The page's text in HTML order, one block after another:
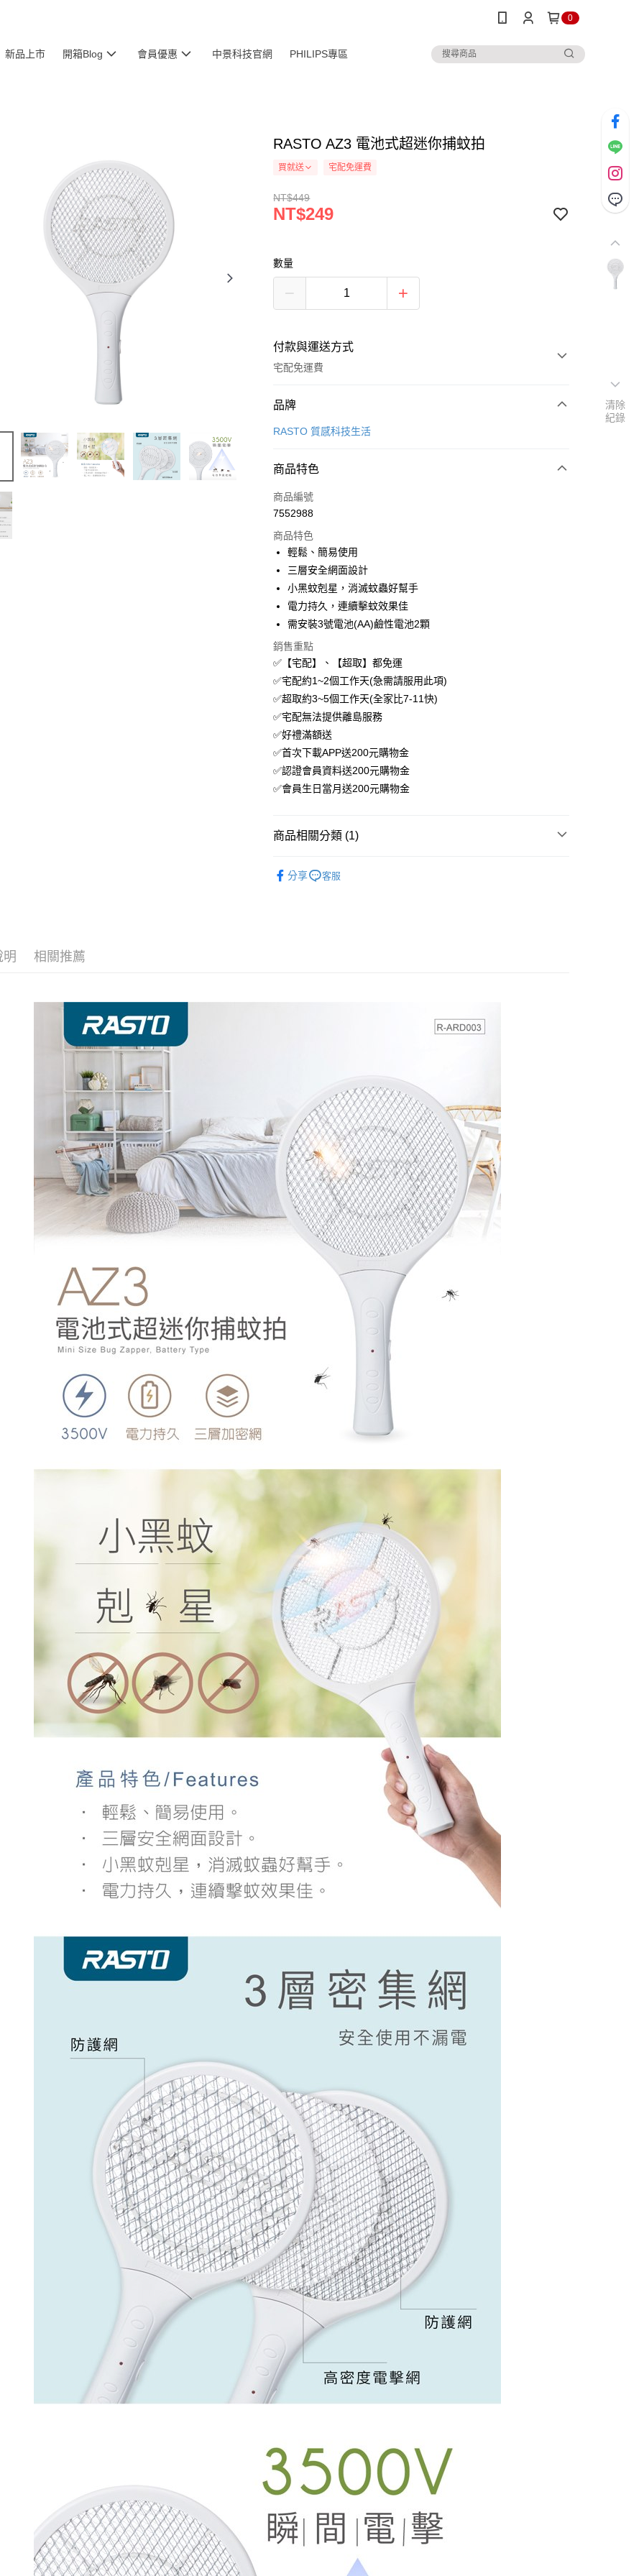
0
新品上市 開箱Blog 會員優惠 中景科技官網 PHILIPS專區
RASTO AZ3 電池式超迷你捕蚊拍
買就送 宅配免運費
NT$449
NT$249
數量
付款與運送方式
宅配免運費
付款方式
信用卡一次付款
街口支付
悠遊付
ATM付款
運送方式
免運費
品牌
RASTO 質感科技生活
商品特色
商品編號
7552988
商品特色
輕鬆、簡易使用
三層安全網面設計
小黑蚊剋星，消滅蚊蟲好幫手
電力持久，連續擊蚊效果佳
需安裝3號電池(AA)鹼性電池2顆
銷售重點
✅【宅配】、【超取】都免運
✅宅配約1~2個工作天(急需請服用此項)
✅超取約3~5個工作天(全家比7-11快)
✅宅配無法提供離島服務
✅好禮滿額送
✅首次下載APP送200元購物金
✅認證會員資料送200元購物金
✅會員生日當月送200元購物金
商品相關分類 (1)
分享
客服
明 相關推薦
清除
紀錄